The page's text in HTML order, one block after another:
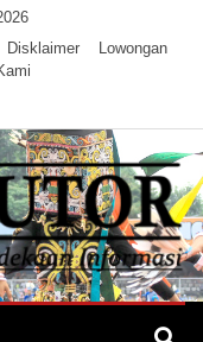
Disklaimer
Lowongan
dan Keadilan